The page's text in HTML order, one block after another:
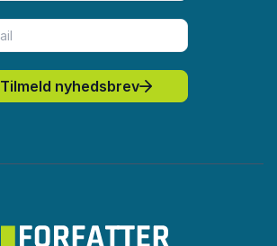
Tilmeld nyhedsbrev